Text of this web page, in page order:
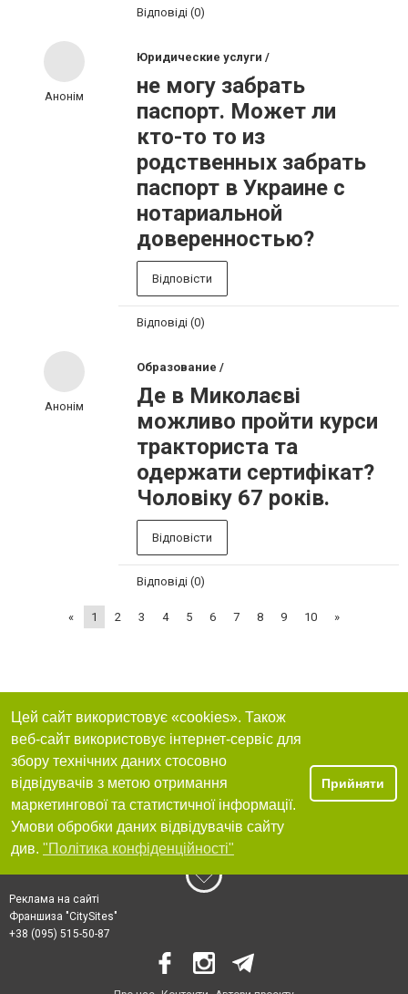
Відповіді (0)
Анонім
Юридические услуги /
не могу забрать
паспорт. Может ли
кто-то то из
родственных забрать
паспорт в Украине с
нотариальной
доверенностью?
Відповісти
Відповіді (0)
Анонім
Образование /
Де в Миколаєві
можливо пройти курси
тракториста та
одержати сертифікат?
Чоловіку 67 років.
Відповісти
Відповіді (0)
« 1 2 3 4 5 6 7 8 9 10 »
Цей сайт використовує «cookies». Також
веб-сайт використовує інтернет-сервіс для
збору технічних даних стосовно
відвідувачів з метою отримання
маркетингової та статистичної інформації.
Умови обробки даних відвідувачів сайту
див. "Політика конфіденційності"
Прийняти
Реклама на сайті
Франшиза "CitySites"
+38 (095) 515-50-87